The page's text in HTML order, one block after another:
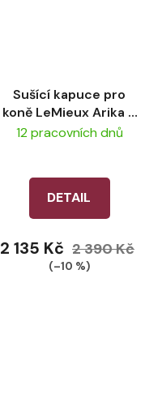
Sušící kapuce pro
koně LeMieux Arika –
Navy
12 pracovních dnů
DETAIL
2 135 Kč 2 390 Kč
(–10 %)